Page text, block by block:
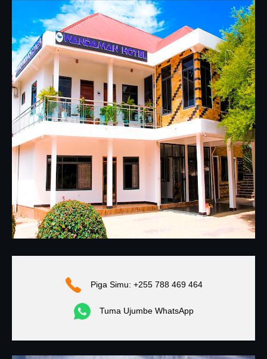
Piga Simu: +255 788 469 464
Tuma Ujumbe WhatsApp